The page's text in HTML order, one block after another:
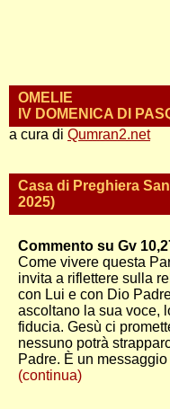
OMELIE
IV DOMENICA DI
a cura di Qumran2.net
Casa di Preghiera
2025)
Commento su Gv
Come vivere questa
invita a riflettere sulla
con Lui e con Dio
ascoltano la sua voce,
fiducia. Gesù ci
nessuno potrà
Padre. È un messaggio
(continua)